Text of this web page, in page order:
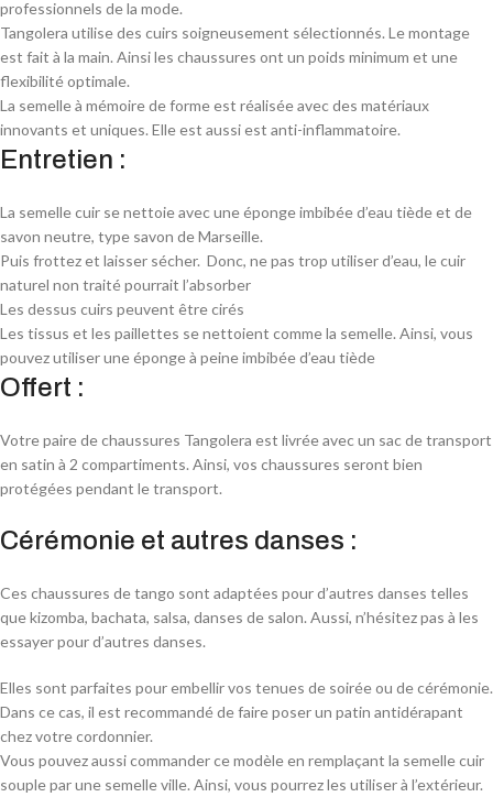
professionnels de la mode.
Tangolera utilise des cuirs soigneusement sélectionnés. Le montage
est fait à la main. Ainsi les chaussures ont un poids minimum et une
flexibilité optimale.
La semelle à mémoire de forme est réalisée avec des matériaux
innovants et uniques. Elle est aussi est anti-inflammatoire.
Entretien :
La semelle cuir se nettoie avec une éponge imbibée d’eau tiède et de
savon neutre, type savon de Marseille.
Puis frottez et laisser sécher. Donc, ne pas trop utiliser d’eau, le cuir
naturel non traité pourrait l’absorber
Les dessus cuirs peuvent être cirés
Les tissus et les paillettes se nettoient comme la semelle. Ainsi, vous
pouvez utiliser une éponge à peine imbibée d’eau tiède
Offert :
Votre paire de chaussures Tangolera est livrée avec un sac de transport
en satin à 2 compartiments. Ainsi, vos chaussures seront bien
protégées pendant le transport.
Cérémonie et autres danses :
Ces chaussures de tango sont adaptées pour d’autres danses telles
que kizomba, bachata, salsa, danses de salon. Aussi, n’hésitez pas à les
essayer pour d’autres danses.
Elles sont parfaites pour embellir vos tenues de soirée ou de cérémonie.
Dans ce cas, il est recommandé de faire poser un patin antidérapant
chez votre cordonnier.
Vous pouvez aussi commander ce modèle en remplaçant la semelle cuir
souple par une semelle ville. Ainsi, vous pourrez les utiliser à l’extérieur.